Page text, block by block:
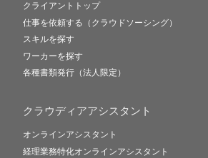
クライアントトップ
仕事を依頼する（クラウドソーシング）
スキルを探す
ワーカーを探す
各種書類発行（法人限定）
クラウディアアシスタント
オンラインアシスタント
経理業務特化オンラインアシスタント